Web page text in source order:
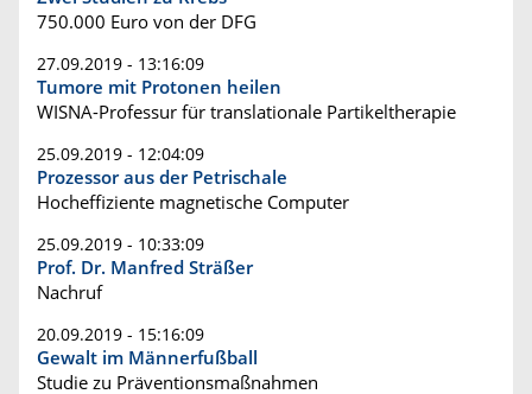
750.000 Euro von der DFG
27.09.2019 - 13:16:09
Tumore mit Protonen heilen
WISNA-Professur für translationale Partikeltherapie
25.09.2019 - 12:04:09
Prozessor aus der Petrischale
Hocheffiziente magnetische Computer
25.09.2019 - 10:33:09
Prof. Dr. Manfred Sträßer
Nachruf
20.09.2019 - 15:16:09
Gewalt im Männerfußball
Studie zu Präventionsmaßnahmen